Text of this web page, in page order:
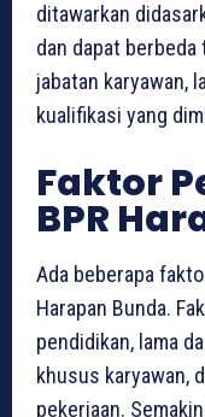
ditawarkan
dan dapat
jabatan karyawan,
kualifikasi yang
Faktor
BPR
Ada beberapa
Harapan Bunda.
pendidikan, lama
khusus karyawan,
pekerjaan.